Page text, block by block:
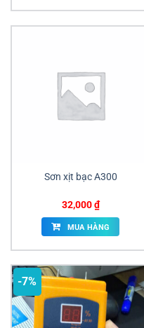
Sơn xịt bạc A300
32,000₫
MUA HÀNG
-7%